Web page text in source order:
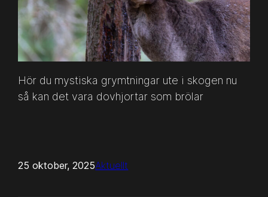
Hör du mystiska grymtningar ute i skogen nu
så kan det vara dovhjortar som brölar
25 oktober, 2025Aktuellt